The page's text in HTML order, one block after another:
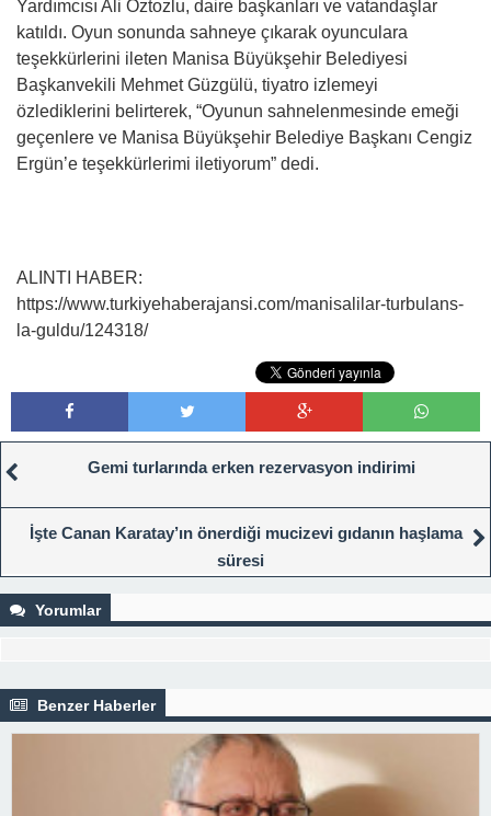
Yardımcısı Ali Öztozlu, daire başkanları ve vatandaşlar
katıldı. Oyun sonunda sahneye çıkarak oyunculara
teşekkürlerini ileten Manisa Büyükşehir Belediyesi
Başkanvekili Mehmet Güzgülü, tiyatro izlemeyi
özlediklerini belirterek, “Oyunun sahnelenmesinde emeği
geçenlere ve Manisa Büyükşehir Belediye Başkanı Cengiz
Ergün’e teşekkürlerimi iletiyorum” dedi.
ALINTI HABER:
https://www.turkiyehaberajansi.com/manisalilar-turbulans-
la-guldu/124318/
Gemi turlarında erken rezervasyon indirimi
İşte Canan Karatay’ın önerdiği mucizevi gıdanın haşlama
süresi
Yorumlar
Benzer Haberler